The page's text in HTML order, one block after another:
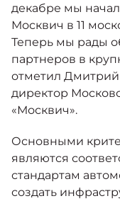
декабре мы
Москвич в 11
Теперь мы рады
партнеров в
отметил
директор
«Москвич».
Основными
являются
стандартам
создать